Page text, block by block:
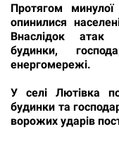
Протягом
опинилися
Внаслідок атак
будинки,
енергомережі.
У селі Лютівка
будинки та
ворожих ударів